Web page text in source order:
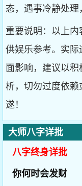
态，遇事冷静处理
重要说明：以上
供娱乐参考。实
面影响，建议以
析，切勿过度依
遂！
大师八字详批
八字终身详批
你何时会发财